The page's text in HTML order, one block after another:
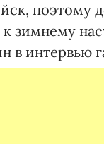
поэтому
к зимнему
в интервью